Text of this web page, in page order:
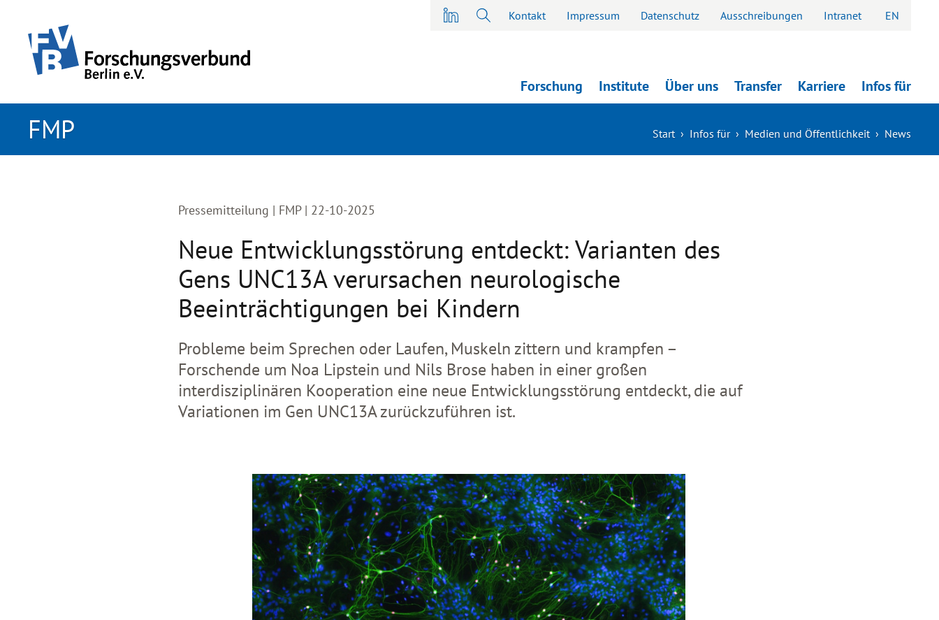
EN
Kontakt Impressum Datenschutz Ausschreibungen Intranet
Forschung Institute Über uns Transfer Karriere Infos für
FMP Start › Infos für › Medien und Öffentlichkeit › News
Pressemitteilung | FMP | 22-10-2025
Neue Entwicklungsstörung entdeckt: Varianten des
Gens UNC13A verursachen neurologische
Beeinträchtigungen bei Kindern
Probleme beim Sprechen oder Laufen, Muskeln zittern und krampfen –
Forschende um Noa Lipstein und Nils Brose haben in einer großen
interdisziplinären Kooperation eine neue Entwicklungsstörung entdeckt, die auf
Variationen im Gen UNC13A zurückzuführen ist.